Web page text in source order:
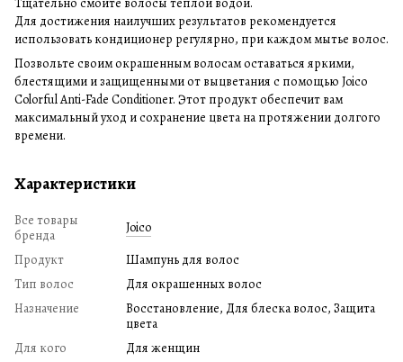
Для достижения наилучших результатов рекомендуется
использовать кондиционер регулярно, при каждом мытье волос.
Позвольте своим окрашенным волосам оставаться яркими,
блестящими и защищенными от выцветания с помощью Joico
Colorful Anti-Fade Conditioner. Этот продукт обеспечит вам
максимальный уход и сохранение цвета на протяжении долгого
времени.
Характеристики
Все товары
бренда
Joico
Продукт
Шампунь для волос
Тип волос
Для окрашенных волос
Назначение
Восстановление, Для блеска волос, Защита
цвета
Для кого
Для женщин